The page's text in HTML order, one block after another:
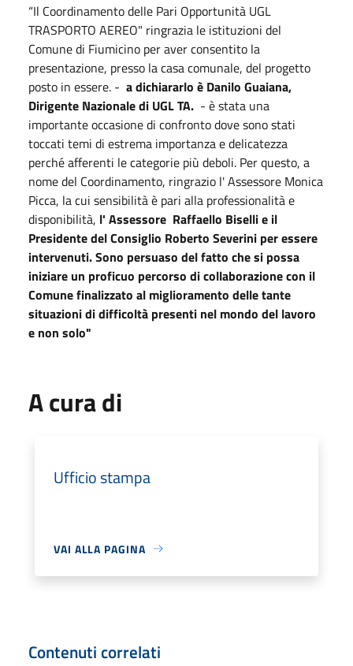
“Il Coordinamento delle Pari Opportunità UGL
TRASPORTO AEREO" ringrazia le istituzioni del
Comune di Fiumicino per aver consentito la
presentazione, presso la casa comunale, del progetto
posto in essere. - a dichiararlo è Danilo Guaiana,
Dirigente Nazionale di UGL TA. - è stata una
importante occasione di confronto dove sono stati
toccati temi di estrema importanza e delicatezza
perché afferenti le categorie più deboli. Per questo, a
nome del Coordinamento, ringrazio l' Assessore Monica
Picca, la cui sensibilità è pari alla professionalità e
disponibilità, l' Assessore Raffaello Biselli e il
Presidente del Consiglio Roberto Severini per essere
intervenuti. Sono persuaso del fatto che si possa
iniziare un proficuo percorso di collaborazione con il
Comune finalizzato al miglioramento delle tante
situazioni di difficoltà presenti nel mondo del lavoro
e non solo"
A cura di
Ufficio stampa
VAI ALLA PAGINA
Contenuti correlati